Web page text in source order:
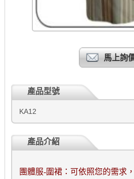
馬上詢
產品型號
KA12
產品介紹
團體服-圍裙：可依照您的需求